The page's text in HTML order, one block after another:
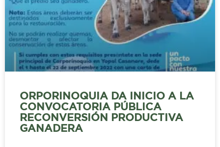
ORPORINOQUIA DA INICIO A LA
CONVOCATORIA PÚBLICA
RECONVERSIÓN PRODUCTIVA
GANADERA